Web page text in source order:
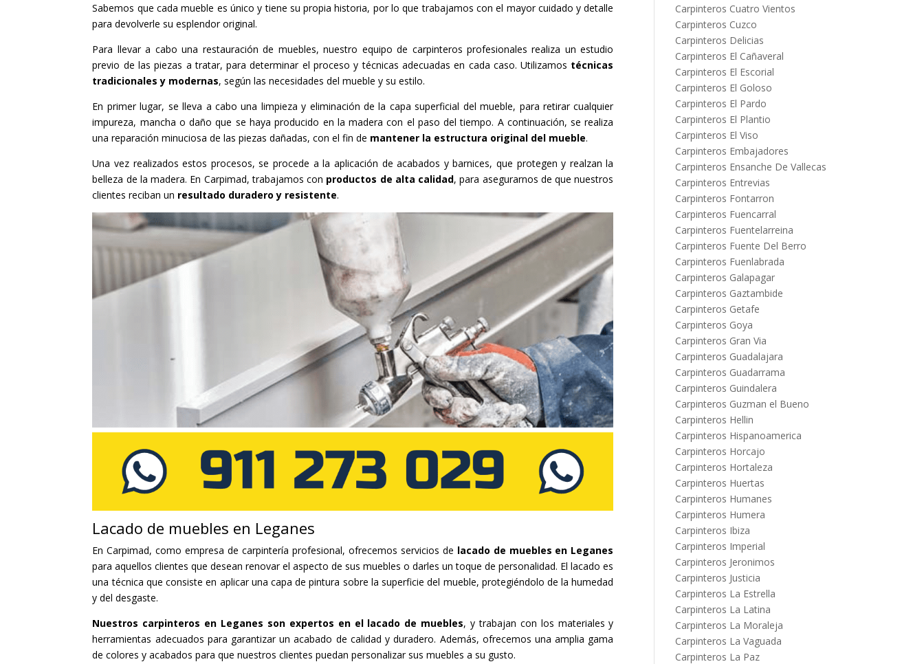
Sabemos que cada mueble es único y tiene su propia historia, por lo que trabajamos con el mayor cuidado y detalle
para devolverle su esplendor original.
Para llevar a cabo una restauración de muebles, nuestro equipo de carpinteros profesionales realiza un estudio
previo de las piezas a tratar, para determinar el proceso y técnicas adecuadas en cada caso. Utilizamos técnicas
tradicionales y modernas, según las necesidades del mueble y su estilo.
En primer lugar, se lleva a cabo una limpieza y eliminación de la capa superficial del mueble, para retirar cualquier
impureza, mancha o daño que se haya producido en la madera con el paso del tiempo. A continuación, se realiza
una reparación minuciosa de las piezas dañadas, con el fin de mantener la estructura original del mueble.
Una vez realizados estos procesos, se procede a la aplicación de acabados y barnices, que protegen y realzan la
belleza de la madera. En Carpimad, trabajamos con productos de alta calidad, para asegurarnos de que nuestros
clientes reciban un resultado duradero y resistente.
Lacado de muebles en Leganes
En Carpimad, como empresa de carpintería profesional, ofrecemos servicios de lacado de muebles en Leganes
para aquellos clientes que desean renovar el aspecto de sus muebles o darles un toque de personalidad. El lacado es
una técnica que consiste en aplicar una capa de pintura sobre la superficie del mueble, protegiéndolo de la humedad
y del desgaste.
Nuestros carpinteros en Leganes son expertos en el lacado de muebles, y trabajan con los materiales y
herramientas adecuados para garantizar un acabado de calidad y duradero. Además, ofrecemos una amplia gama
de colores y acabados para que nuestros clientes puedan personalizar sus muebles a su gusto.
Carpinteros Cuatro Vientos
Carpinteros Cuzco
Carpinteros Delicias
Carpinteros El Cañaveral
Carpinteros El Escorial
Carpinteros El Goloso
Carpinteros El Pardo
Carpinteros El Plantio
Carpinteros El Viso
Carpinteros Embajadores
Carpinteros Ensanche De Vallecas
Carpinteros Entrevias
Carpinteros Fontarron
Carpinteros Fuencarral
Carpinteros Fuentelarreina
Carpinteros Fuente Del Berro
Carpinteros Fuenlabrada
Carpinteros Galapagar
Carpinteros Gaztambide
Carpinteros Getafe
Carpinteros Goya
Carpinteros Gran Via
Carpinteros Guadalajara
Carpinteros Guadarrama
Carpinteros Guindalera
Carpinteros Guzman el Bueno
Carpinteros Hellin
Carpinteros Hispanoamerica
Carpinteros Horcajo
Carpinteros Hortaleza
Carpinteros Huertas
Carpinteros Humanes
Carpinteros Humera
Carpinteros Ibiza
Carpinteros Imperial
Carpinteros Jeronimos
Carpinteros Justicia
Carpinteros La Estrella
Carpinteros La Latina
Carpinteros La Moraleja
Carpinteros La Vaguada
Carpinteros La Paz